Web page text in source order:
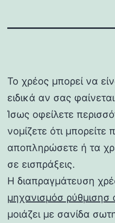
Το χρέος μπορεί να
ειδικά αν σας
Ίσως οφείλετε
νομίζετε ότι μπορείτε
αποπληρώσετε ή τα
σε εισπράξεις.
Η διαπραγμάτευση
μηχανισμόσ ρύθμισησ
μοιάζει με σανίδα